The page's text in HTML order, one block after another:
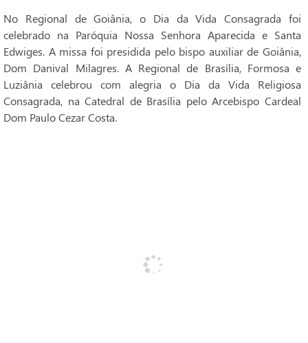
No Regional de Goiânia, o Dia da Vida Consagrada foi
celebrado na Paróquia Nossa Senhora Aparecida e Santa
Edwiges. A missa foi presidida pelo bispo auxiliar de Goiânia,
Dom Danival Milagres. A Regional de Brasília, Formosa e
Luziânia celebrou com alegria o Dia da Vida Religiosa
Consagrada, na Catedral de Brasília pelo Arcebispo Cardeal
Dom Paulo Cezar Costa.